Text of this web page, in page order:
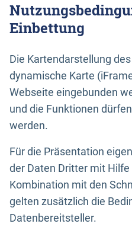
Einbettung
Die Kartendarstellung
dynamische Karte
Webseite eingebunden
und die Funktionen
werden.
Für die Präsentation
der Daten Dritter mit
Kombination mit den
gelten zusätzlich die
Datenbereitsteller.